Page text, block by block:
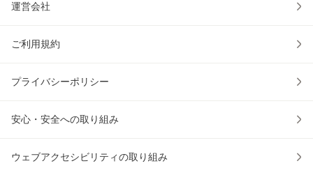
運営会社
ご利用規約
プライバシーポリシー
安心・安全への取り組み
ウェブアクセシビリティの取り組み